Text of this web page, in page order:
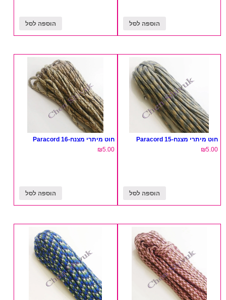
הוספה לסל הוספה לסל
חוט מיתרי מצנח-15 Paracord
₪5.00
הוספה לסל
חוט מיתרי מצנח-16 Paracord
₪5.00
הוספה לסל